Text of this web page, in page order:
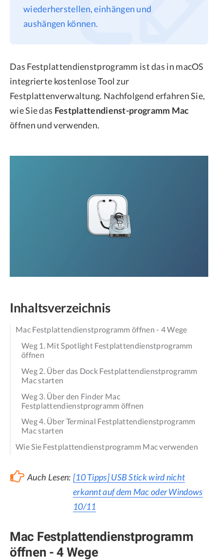
wiederherstellen, einhängen und
aushängen können.
Das Festplattendienstprogramm ist das in macOS
integrierte kostenlose Tool zur
Festplattenverwaltung. Nachfolgend erfahren Sie,
wie Sie das Festplattendienst-programm Mac
öffnen und verwenden.
Inhaltsverzeichnis
Mac Festplattendienstprogramm öffnen - 4 Wege
Weg 1. Mit Spotlight Festplattendienstprogramm
öffnen
Weg 2. Über das Dock Festplattendienstprogramm
Mac starten
Weg 3. Über den Finder Mac
Festplattendienstprogramm öffnen
Weg 4. Über Terminal Festplattendienstprogramm
Mac starten
Wie Sie Festplattendienstprogramm Mac verwenden
Auch Lesen: [10 Tipps] USB Stick wird nicht
erkannt auf dem Mac oder Windows
10/11
Mac Festplattendienstprogramm
öffnen - 4 Wege